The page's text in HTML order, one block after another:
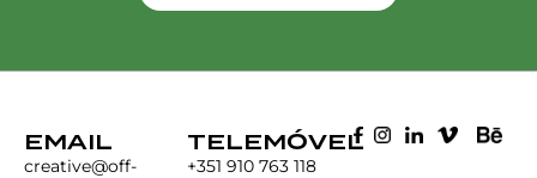
EMAIL
creative@off-
TELEMÓVEL
+351 910 763 118